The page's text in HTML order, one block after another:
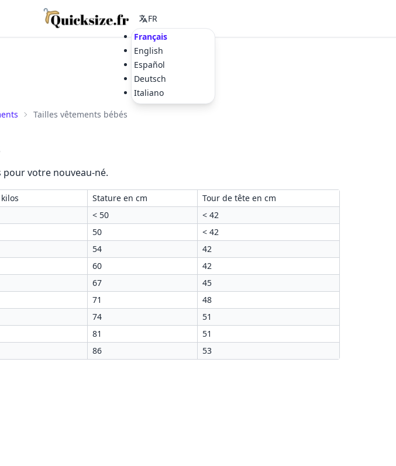
FR
Français
English
Español
Deutsch
Italiano
Tailles vêtements bébés
pour votre nouveau-né.
Stature en cm
Tour de tête en cm
< 50
< 42
50
< 42
54
42
60
42
67
45
71
48
74
51
81
51
86 53